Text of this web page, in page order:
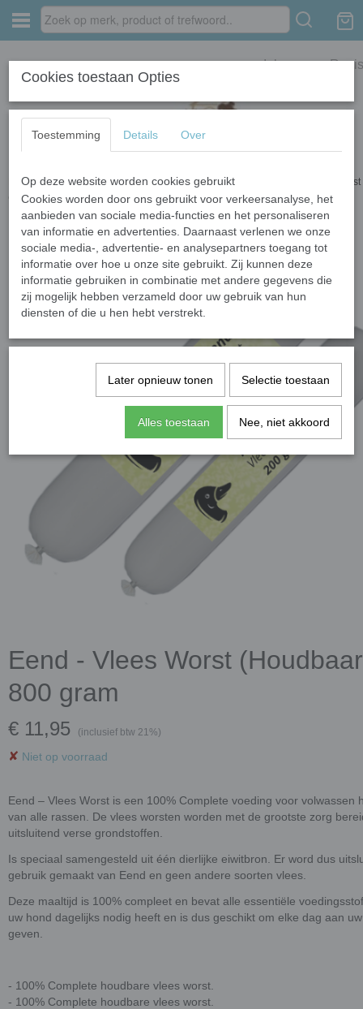
Inloggen
Home › Houdbare vleesworsten › Losse vleesworsten
Eend - Vlees Worst
(Houdbaar) 800 gram
Eend - Vlees Worst
800 gram
€ 11,95 (inclusief btw 21%)
✘ Niet op voorraad
Eend – Vlees Worst is een 100% Complete voeding voor volwassen
van alle rassen. De vlees worsten worden met de grootste zorg
uitsluitend verse grondstoffen.
Is speciaal samengesteld uit één dierlijke eiwitbron. Er word dus
gebruik gemaakt van Eend en geen andere soorten vlees.
Deze maaltijd is 100% compleet en bevat alle essentiële
uw hond dagelijks nodig heeft en is dus geschikt om elke dag aan
geven.
- 100% Complete houdbare vlees worst.
- 100% Complete houdbare vlees worst.
Cookies toestaan Opties
Toestemming Details Over
Op deze website worden cookies gebruikt
Cookies worden door ons gebruikt voor verkeersanalyse, het
aanbieden van sociale media-functies en het personaliseren
van informatie en advertenties. Daarnaast verlenen we onze
sociale media-, advertentie- en analysepartners toegang tot
informatie over hoe u onze site gebruikt. Zij kunnen deze
informatie gebruiken in combinatie met andere gegevens die
zij mogelijk hebben verzameld door uw gebruik van hun
diensten of die u hen hebt verstrekt.
Later opnieuw tonen Selectie toestaan
Alles toestaan Nee, niet akkoord